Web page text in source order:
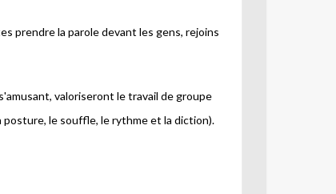
prendre la parole devant les gens, rejoins
valoriseront le travail de groupe
posture, le souffle, le rythme et la diction).